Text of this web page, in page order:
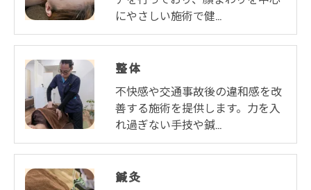
にやさしい施術で健…
整体
不快感や交通事故後の違和感を改
善する施術を提供します。力を入
れ過ぎない手技や鍼…
鍼灸